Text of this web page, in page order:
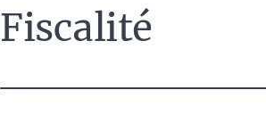
Fiscalité